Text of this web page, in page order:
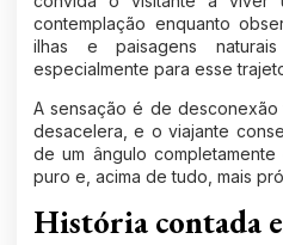
contemplação enquanto
ilhas e paisagens
especialmente para esse
A sensação é de
desacelera, e o viajante
de um ângulo completamente
puro e, acima de tudo, mais
História contada